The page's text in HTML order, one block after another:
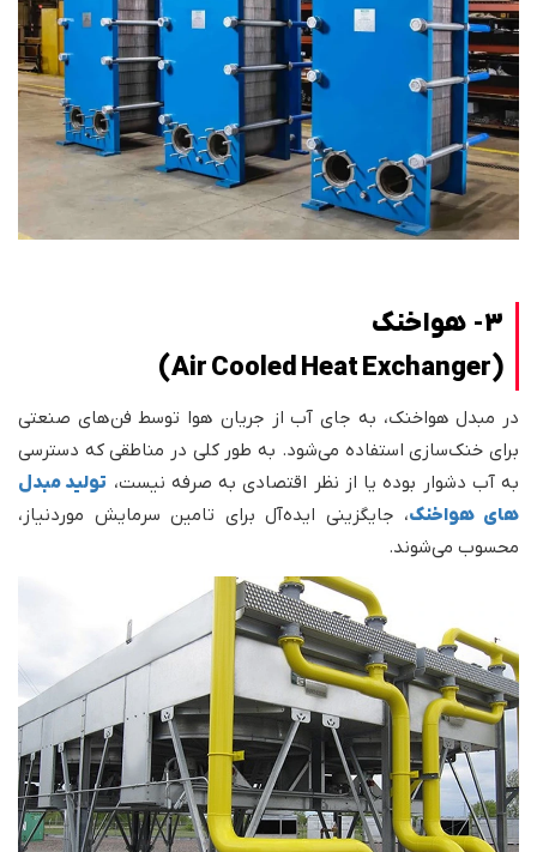
3- هواخنک
(Air Cooled Heat Exchanger)
در مبدل‌ هواخنک، به جای آب از جریان هوا توسط فن‌های صنعتی
برای خنک‌سازی استفاده می‌شود. به طور کلی در مناطقی که دسترسی
به آب دشوار بوده یا از نظر اقتصادی به صرفه نیست، تولید مبدل
های هواخنک، جایگزینی ایده‌آل برای تامین سرمایش موردنیاز،
محسوب می‌شوند.